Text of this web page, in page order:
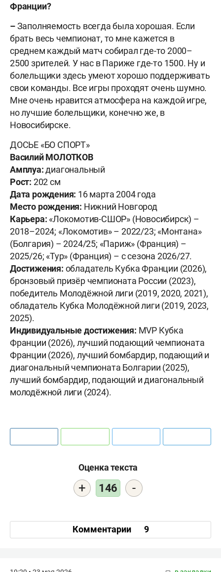
Франции?
–Заполняемость всегда была хорошая. Если
брать весь чемпионат, то мне кажется в
среднем каждый матч собирал где-то 2000–
2500 зрителей. У нас в Париже где-то 1500. Ну и
болельщики здесь умеют хорошо поддерживать
свои команды. Все игры проходят очень шумно.
Мне очень нравится атмосфера на каждой игре,
но лучшие болельщики, конечно же, в
Новосибирске.
ДОСЬЕ «БО СПОРТ»
Василий МОЛОТКОВ
Амплуа:диагональный
Рост: 202 см
Дата рождения: 16 марта 2004 года
Место рождения: Нижний Новгород
Карьера: «Локомотив-СШОР» (Новосибирск) –
2018–2024; «Локомотив» – 2022/23; «Монтана»
(Болгария) – 2024/25; «Париж» (Франция) –
2025/26; «Тур» (Франция) – с сезона 2026/27.
Достижения: обладатель Кубка Франции (2026),
бронзовый призёр чемпионата России (2023),
победитель Молодёжной лиги (2019, 2020, 2021),
обладатель Кубка Молодёжной лиги (2019, 2023,
2025).
Индивидуальные достижения: MVP Кубка
Франции (2026), лучший подающий чемпионата
Франции (2026), лучший бомбардир, подающий и
диагональный чемпионата Болгарии (2025),
лучший бомбардир, подающий и диагональный
молодёжной лиги (2024).
Оценка текста
+ 146 -
Комментарии 9